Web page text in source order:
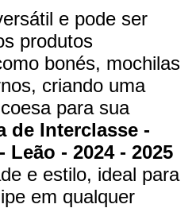
e pode ser
produtos
bonés, mochilas
criando uma
para sua
de Interclasse -
- 2024 - 2025
e estilo, ideal para
em qualquer